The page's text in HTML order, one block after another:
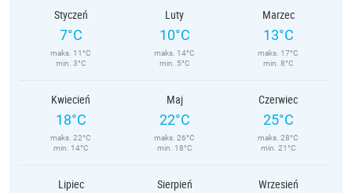
Styczeń
7°C
maks. 11°C
min. 3°C
Luty
10°C
maks. 14°C
min. 5°C
Marzec
13°C
maks. 17°C
min. 8°C
Kwiecień
18°C
maks. 22°C
min. 14°C
Maj
22°C
maks. 26°C
min. 18°C
Czerwiec
25°C
maks. 28°C
min. 21°C
Lipiec Sierpień Wrzesień